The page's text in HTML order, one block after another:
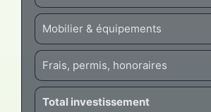
Mobilier & équipements
Frais, permis, honoraires
Total investissement